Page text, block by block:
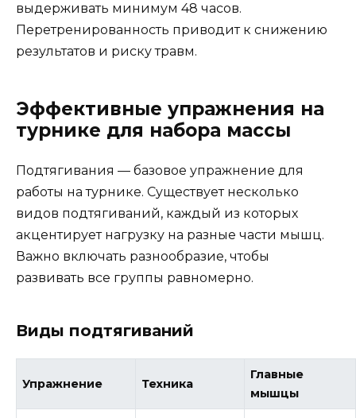
выдерживать минимум 48 часов.
Перетренированность приводит к снижению
результатов и риску травм.
Эффективные упражнения на
турнике для набора массы
Подтягивания — базовое упражнение для
работы на турнике. Существует несколько
видов подтягиваний, каждый из которых
акцентирует нагрузку на разные части мышц.
Важно включать разнообразие, чтобы
развивать все группы равномерно.
Виды подтягиваний
Упражнение Техника
Главные
мышцы